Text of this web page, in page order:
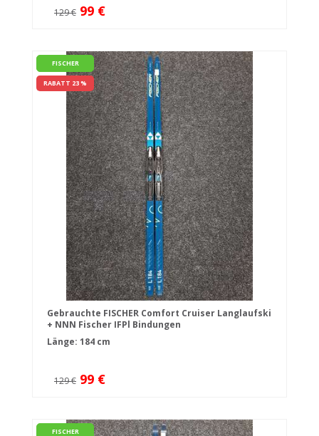
129 € 99 €
FISCHER
RABATT 23 %
Gebrauchte FISCHER Comfort Cruiser Langlaufski
+ NNN Fischer IFPl Bindungen
Länge: 184 cm
129 € 99 €
FISCHER